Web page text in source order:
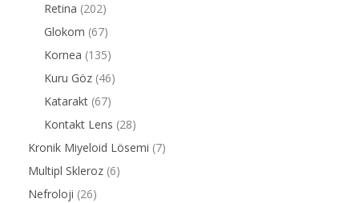
Retina (202)
Glokom (67)
Kornea (135)
Kuru Göz (46)
Katarakt (67)
Kontakt Lens (28)
Kronik Miyeloid Lösemi (7)
Multipl Skleroz (6)
Nefroloji (26)